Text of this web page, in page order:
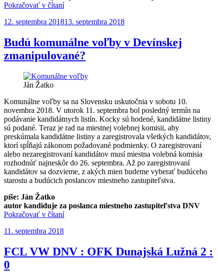
Pokračovať v čítaní„Výšľap
Devínsku
2018“
Publikované
12. septembra 201813. septembra 2018
Budú komunálne voľby v Devínskej
zmanipulované?
Ján Žatko
Komunálne voľby sa na Slovensku uskutočnia v sobotu 10.
novembra 2018. V utorok 11. septembra bol posledný termín na
podávanie kandidátnych listín. Kocky sú hodené, kandidátne listiny
sú podané. Teraz je rad na miestnej volebnej komisii, aby
preskúmala kandidátne listiny a zaregistrovala všetkých kandidátov,
ktorí spĺňajú zákonom požadované podmienky. O zaregistrovaní
alebo nezaregistrovaní kandidátov musí miestna volebná komisia
rozhodnúť najneskôr do 26. septembra. Až po zaregistrovaní
kandidátov sa dozvieme, z akých mien budeme vyberať budúceho
starostu a budúcich poslancov miestneho zastupiteľstva.
píše: Ján Žatko
autor kandiduje za poslanca miestneho zastupiteľstva DNV
Pokračovať v čítaní„Budú
Devínskej
zmanipulované?“
Publikované
11. septembra 2018
FCL VW DNV : OFK Dunajská Lužná 2 :
0